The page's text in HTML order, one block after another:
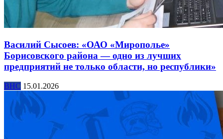
Василий Сысоев: «ОАО «Мирополье»
Борисовского района — одно из лучших
предприятий не только области, но республики»
ВНС 15.01.2026